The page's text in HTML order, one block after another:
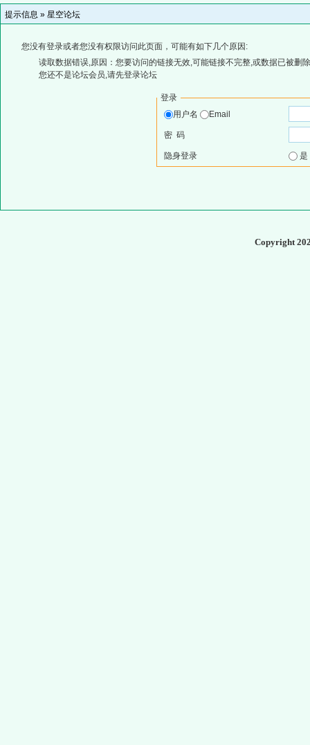
提示信息 » 星空论坛
您没有登录或者您没有权限访问此页面，可能有如下几个原因:
读取数据错误,原因：您要访问的链接无效,可能链接不完整,或数据已被删
您还不是论坛会员,请先登录论坛
登录
用户名
Email
密 码
隐身登录
Copyright